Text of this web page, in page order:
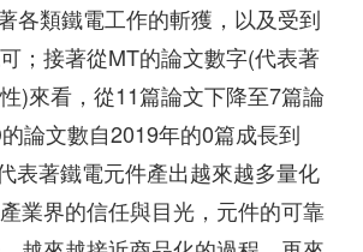
各類鐵電工作的斬獲，以及受到
；接著從MT的論文數字(代表著
)來看，從11篇論文下降至7篇論
論文數自2019年的0篇成長到
表著鐵電元件產出越來越多量化
業界的信任與目光，元件的可靠